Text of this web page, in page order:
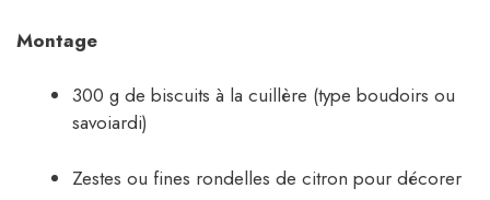
Montage
300 g de biscuits à la cuillère (type boudoirs ou
savoiardi)
Zestes ou fines rondelles de citron pour décorer